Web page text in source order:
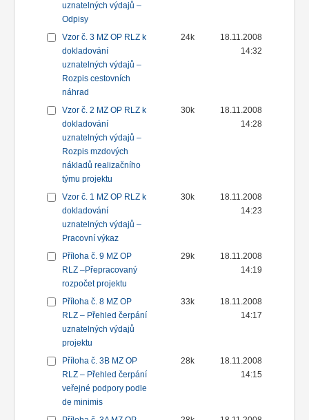
uznatelných výdajů –
Odpisy
Vzor č. 3 MZ OP RLZ k
dokladování
uznatelných výdajů –
Rozpis cestovních
náhrad
24k
18.11.2008
14:32
Vzor č. 2 MZ OP RLZ k
dokladování
uznatelných výdajů –
Rozpis mzdových
nákladů realizačního
týmu projektu
30k
18.11.2008
14:28
Vzor č. 1 MZ OP RLZ k
dokladování
uznatelných výdajů –
Pracovní výkaz
30k
18.11.2008
14:23
Příloha č. 9 MZ OP
RLZ –Přepracovaný
rozpočet projektu
29k
18.11.2008
14:19
Příloha č. 8 MZ OP
RLZ – Přehled čerpání
uznatelných výdajů
projektu
33k
18.11.2008
14:17
Příloha č. 3B MZ OP
RLZ – Přehled čerpání
veřejné podpory podle
de minimis
28k
18.11.2008
14:15